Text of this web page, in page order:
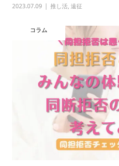
2023.07.09 推し活, 遠征
コラム